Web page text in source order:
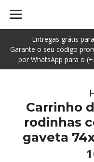
Entregas grátis
Garante o seu código
por WhatsApp para o
Carrinho
rodinhas
gaveta